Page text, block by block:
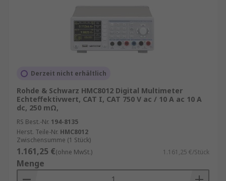
Derzeit nicht erhältlich
Rohde & Schwarz HMC8012 Digital Multimeter
Echteffektivwert, CAT I, CAT 750 V ac / 10 A ac 10 A
dc, 250 mΩ,
RS Best.-Nr. 194-8135
Herst. Teile-Nr. HMC8012
Zwischensumme (1 Stück)
1.161,25 €(ohne MwSt.) 1.161,25 €/Stück
Menge